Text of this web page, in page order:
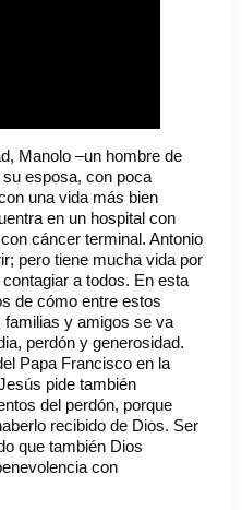
Manolo –un hombre de
esposa, con poca
una vida más bien
en un hospital con
cáncer terminal. Antonio
pero tiene mucha vida por
a todos. En esta
de cómo entre estos
y amigos se va
perdón y generosidad.
Papa Francisco en la
pide también
del perdón, porque
recibido de Dios. Ser
que también Dios
con